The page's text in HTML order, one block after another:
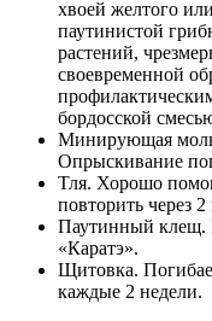
хвоей желтого
паутинистой
растений,
своевременной
бордосской
Минирующая
Опрыскивание
Тля. Хорошо
повторить через 2
Паутинный клещ.
«Каратэ».
Щитовка.
каждые 2 недели.